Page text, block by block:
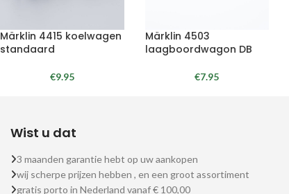
Märklin 4415 koelwagen
standaard
€9.95
Märklin 4503
laagboordwagon DB
€7.95
Wist u dat
3 maanden garantie hebt op uw aankopen
wij scherpe prijzen hebben , en een groot assortiment
gratis porto in Nederland vanaf € 100,00